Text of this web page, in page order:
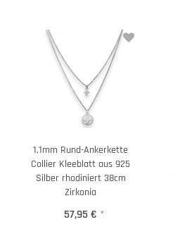
1,1mm Rund-Ankerkette
Collier Kleeblatt aus 925
Silber rhodiniert 38cm
Zirkonia
57,95 € *